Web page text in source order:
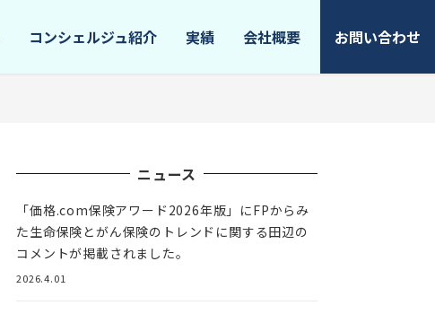
コンシェルジュ紹介 実績 会社概要 お問い合わせ
ニュース
「価格.com保険アワード2026年版」にFPからみ
た生命保険とがん保険のトレンドに関する田辺の
コメントが掲載されました。
2026.4.01